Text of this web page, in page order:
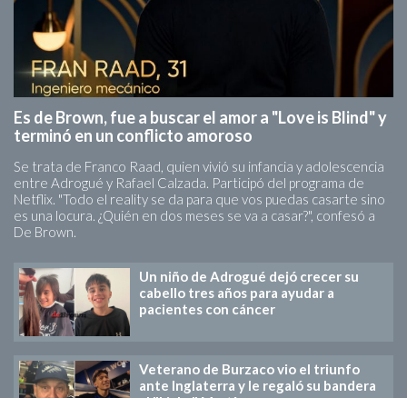
Es de Brown, fue a buscar el amor a "Love is Blind" y
terminó en un conflicto amoroso
Se trata de Franco Raad, quien vivió su infancia y adolescencia
entre Adrogué y Rafael Calzada. Participó del programa de
Netflix. "Todo el reality se da para que vos puedas casarte sino
es una locura. ¿Quién en dos meses se va a casar?", confesó a
De Brown.
Un niño de Adrogué dejó crecer su
cabello tres años para ayudar a
pacientes con cáncer
Veterano de Burzaco vio el triunfo
ante Inglaterra y le regaló su bandera